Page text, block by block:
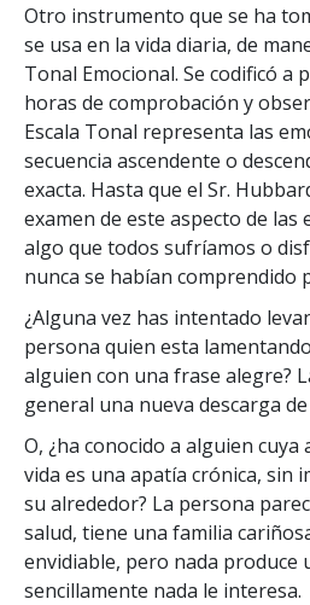
Otro instrumento que se ha
se usa en la vida diaria, de
Tonal Emocional. Se codificó a
horas de comprobación y
Escala Tonal representa las
secuencia ascendente o
exacta. Hasta que el Sr.
examen de este aspecto de las
algo que todos sufríamos o
nunca se habían comprendido
¿Alguna vez has intentado
persona quien esta
alguien con una frase alegre?
general una nueva descarga
O, ¿ha conocido a alguien
vida es una apatía crónica, sin
su alrededor? La persona
salud, tiene una familia
envidiable, pero nada produce
sencillamente nada le interesa.